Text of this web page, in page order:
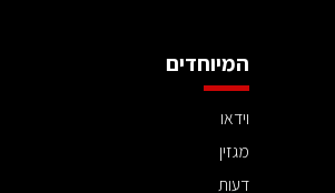
המיוחדים
וידאו
מגזין
דעות